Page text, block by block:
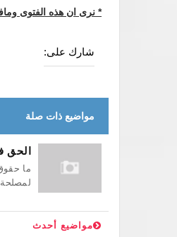
* نرى ان هذه الفتوى
شارك على:
مواضيع ذات صلة
الحق
ما
مواضيع أحدث